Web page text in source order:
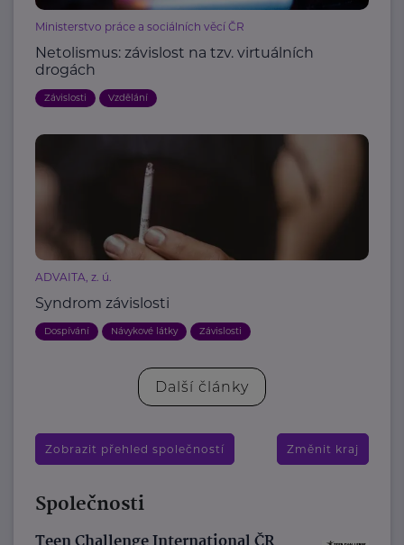
Ministerstvo práce a sociálních věcí ČR
Netolismus: závislost na tzv. virtuálních
drogách
Závislosti Vzdělání
ADVAITA, z. ú.
Syndrom závislosti
Dospívání Návykové látky Závislosti
Další články
Zobrazit přehled společností Změnit kraj
Společnosti